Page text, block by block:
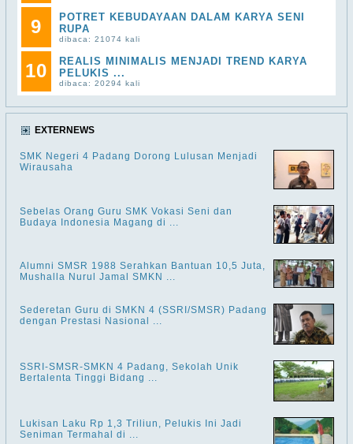
9
POTRET KEBUDAYAAN DALAM KARYA SENI
RUPA
dibaca: 21074 kali
10
REALIS MINIMALIS MENJADI TREND KARYA
PELUKIS ...
dibaca: 20294 kali
EXTERNEWS
SMK Negeri 4 Padang Dorong Lulusan Menjadi
Wirausaha
Sebelas Orang Guru SMK Vokasi Seni dan
Budaya Indonesia Magang di ...
Alumni SMSR 1988 Serahkan Bantuan 10,5 Juta,
Mushalla Nurul Jamal SMKN ...
Sederetan Guru di SMKN 4 (SSRI/SMSR) Padang
dengan Prestasi Nasional ...
SSRI-SMSR-SMKN 4 Padang, Sekolah Unik
Bertalenta Tinggi Bidang ...
Lukisan Laku Rp 1,3 Triliun, Pelukis Ini Jadi
Seniman Termahal di ...